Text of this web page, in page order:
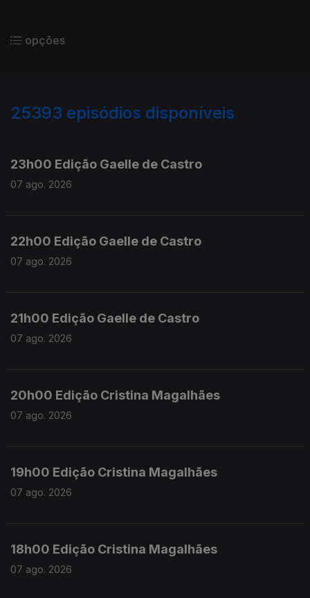
opções
25393 episódios disponíveis
23h00 Edição Gaelle de Castro
07 ago. 2026
22h00 Edição Gaelle de Castro
07 ago. 2026
21h00 Edição Gaelle de Castro
07 ago. 2026
20h00 Edição Cristina Magalhães
07 ago. 2026
19h00 Edição Cristina Magalhães
07 ago. 2026
18h00 Edição Cristina Magalhães
07 ago. 2026